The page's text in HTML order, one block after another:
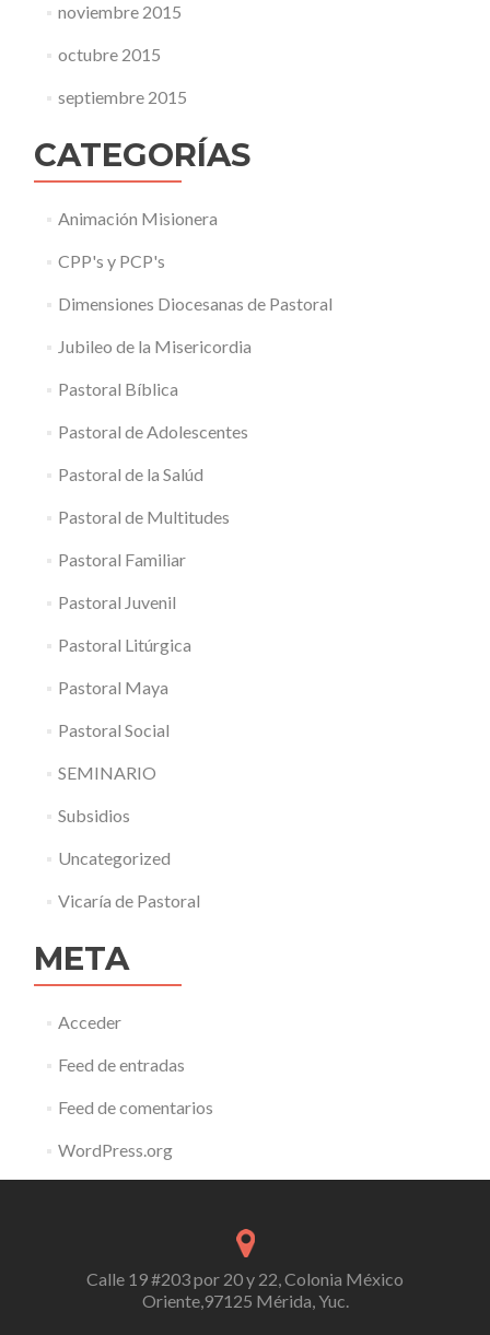
noviembre 2015
octubre 2015
septiembre 2015
CATEGORÍAS
Animación Misionera
CPP's y PCP's
Dimensiones Diocesanas de Pastoral
Jubileo de la Misericordia
Pastoral Bíblica
Pastoral de Adolescentes
Pastoral de la Salúd
Pastoral de Multitudes
Pastoral Familiar
Pastoral Juvenil
Pastoral Litúrgica
Pastoral Maya
Pastoral Social
SEMINARIO
Subsidios
Uncategorized
Vicaría de Pastoral
META
Acceder
Feed de entradas
Feed de comentarios
WordPress.org
Calle 19 #203 por 20 y 22, Colonia México
Oriente,97125 Mérida, Yuc.